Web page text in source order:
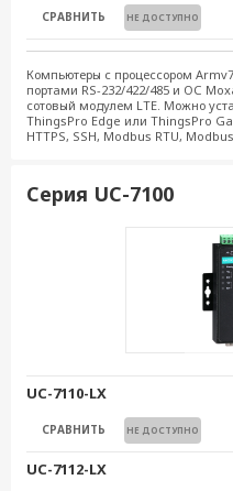
СРАВНИТЬ НЕ ДОСТУПНО
Компьютеры с процессором
портами RS-232/422/485 и ОС
сотовый модулем LTE. Можно
ThingsPro Edge или ThingsPro
HTTPS, SSH, Modbus RTU,
Серия UC-7100
UC-7110-LX
СРАВНИТЬ НЕ ДОСТУПНО
UC-7112-LX